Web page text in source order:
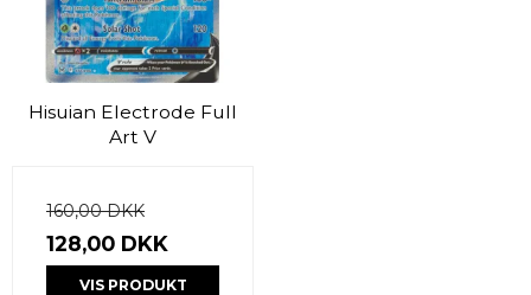
Hisuian Electrode Full
Art V
160,00 DKK
128,00 DKK
VIS PRODUKT